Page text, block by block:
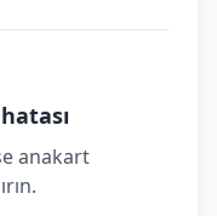
anakart